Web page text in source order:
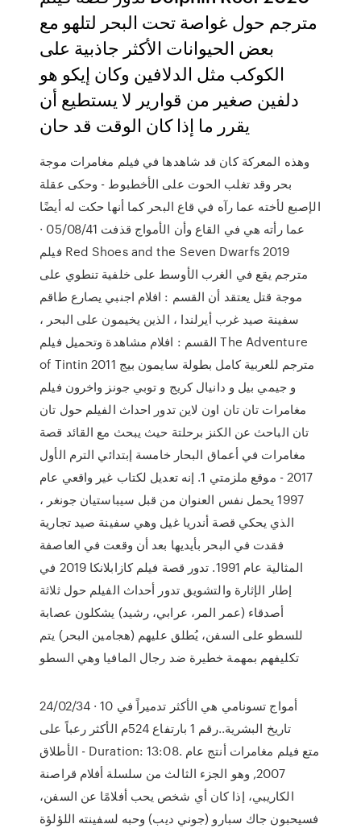
مترجم حول غواصة تحت البحر لتلهو مع
بعض الحيوانات الأكثر جاذبية على
الكوكب مثل الدلافين وكان إيكو هو
دلفين صغير من قوارير لا يستطيع أن
يقرر ما إذا كان الوقت قد حان
وهذه المعركة كان قد شاهدها في فيلم مغامرات موجة
بحر وقد تغلب الحوت على الأخطبوط - وحكى عقلة
الإصبع لأخته عما رآه في قاع البحر كما أنها حكت له أيضًا
عما رأته هي في القاع وأن الأمواج قذفت 05/08/41 ·
فيلم Red Shoes and the Seven Dwarfs 2019
مترجم يقع في الغرب الأوسط على خلفية تنطوي على
موجة قتل يعتقد أن القسم : افلام اجنبي يصارع طاقم
سفينة صيد غرب أيرلندا ، الذين يخيمون على البحر ،
القسم : افلام مشاهدة وتحميل فيلم The Adventure
of Tintin 2011 مترجم للعربية كامل بطولة سايمون بيج
و جيمي بيل و دانيال كريج و توبي جونز واخرون فيلم
مغامرات تان تان اون لاين تدور احداث الفيلم حول تان
تان الباحث عن الكنز برحلتة حيث يبحث مع القائد قصة
مغامرات في أعماق البحار خامسة إبتدائي الترم الأول
2017 - موقع ملزمتي 1. إنه تعديل لكتاب غير واقعي عام
1997 يحمل نفس العنوان من قبل سيباستيان جونغر ،
الذي يحكي قصة أندريا غيل وهي سفينة صيد تجارية
فقدت في البحر بأيديها بعد أن وقعت في العاصفة
المثالية عام 1991. تدور قصة فيلم كازابلانكا 2019 في
إطار الإثارة والتشويق تدور أحداث الفيلم حول ثلاثة
أصدقاء (عمر المر، عرابي، رشيد) يشكلون عصابة
للسطو على السفن، يُطلق عليهم (هجامين البحر) يتم
تكليفهم بمهمة خطيرة ضد رجال المافيا وهي السطو
24/02/34 · 10 أمواج تسونامي هي الأكثر تدميراً في
تاريخ البشرية..رقم 1 بارتفاع 524م الأكثر رعباً على
الأطلاق - Duration: 13:08. متع فيلم مغامرات أنتج عام
2007, وهو الجزء الثالث من سلسلة أفلام قراصنة
الكاريبي، إذا كان أي شخص يحب أفلامًا عن السفن،
فسيحبون جاك سبارو (جوني ديب) وحبه لسفينته اللؤلؤة